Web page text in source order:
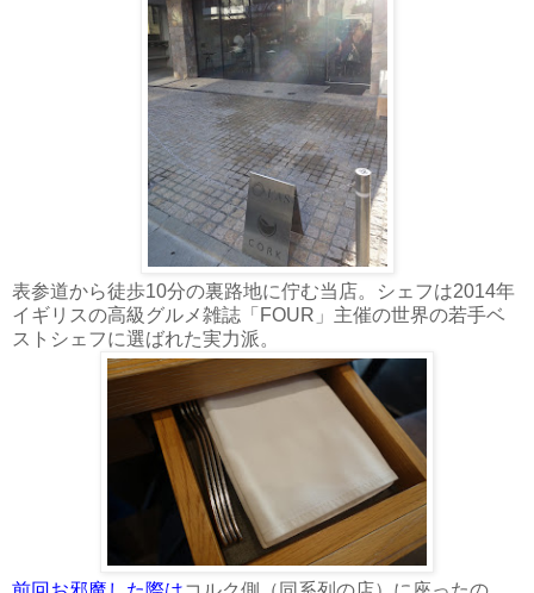
表参道から徒歩10分の裏路地に佇む当店。シェフは2014年
イギリスの高級グルメ雑誌「FOUR」主催の世界の若手ベ
ストシェフに選ばれた実力派。